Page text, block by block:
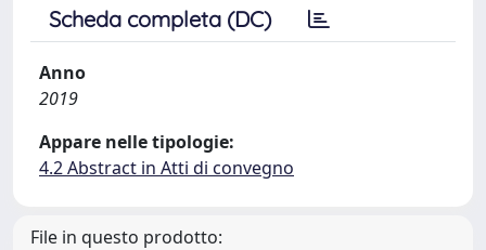
Scheda completa (DC)
Anno
2019
Appare nelle tipologie:
4.2 Abstract in Atti di convegno
File in questo prodotto: